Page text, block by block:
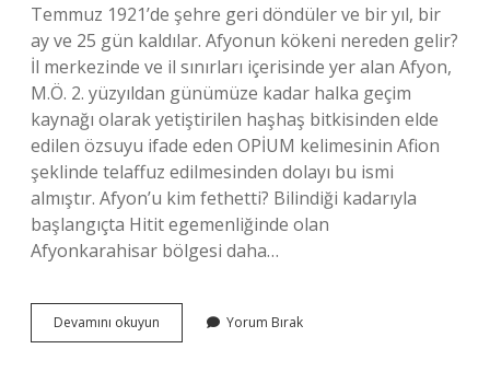
Temmuz 1921’de şehre geri döndüler ve bir yıl, bir
ay ve 25 gün kaldılar. Afyonun kökeni nereden gelir?
İl merkezinde ve il sınırları içerisinde yer alan Afyon,
M.Ö. 2. yüzyıldan günümüze kadar halka geçim
kaynağı olarak yetiştirilen haşhaş bitkisinden elde
edilen özsuyu ifade eden OPİUM kelimesinin Afion
şeklinde telaffuz edilmesinden dolayı bu ismi
almıştır. Afyon’u kim fethetti? Bilindiği kadarıyla
başlangıçta Hitit egemenliğinde olan
Afyonkarahisar bölgesi daha…
Devamını okuyun
Hangi
Yorum Bırak